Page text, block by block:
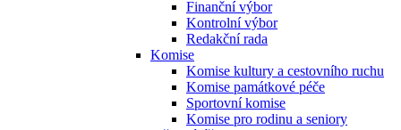
Finanční výbor
Kontrolní výbor
Redakční rada
Komise
Komise kultury a cestovního ruchu
Komise památkové péče
Sportovní komise
Komise pro rodinu a seniory